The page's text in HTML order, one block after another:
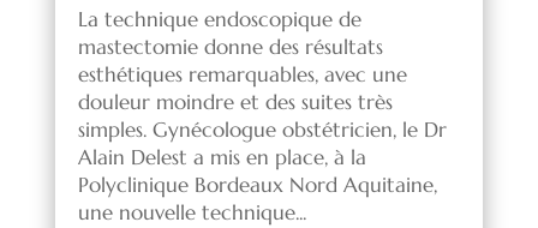
La technique endoscopique de
mastectomie donne des résultats
esthétiques remarquables, avec une
douleur moindre et des suites très
simples. Gynécologue obstétricien, le Dr
Alain Delest a mis en place, à la
Polyclinique Bordeaux Nord Aquitaine,
une nouvelle technique...